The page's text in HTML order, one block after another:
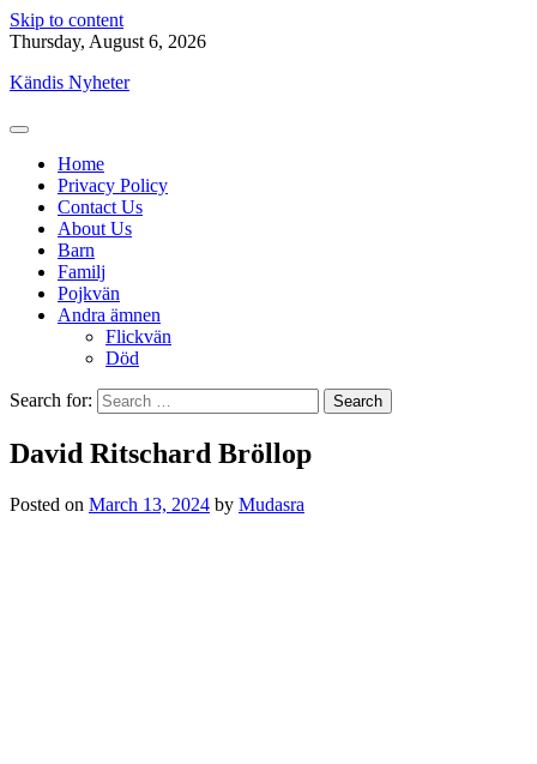
Skip to content
Thursday, August 6, 2026
Kändis Nyheter
Home
Privacy Policy
Contact Us
About Us
Barn
Familj
Pojkvän
Andra ämnen
Flickvän
Död
Search for:
David Ritschard Bröllop
Posted on March 13, 2024 by Mudasra